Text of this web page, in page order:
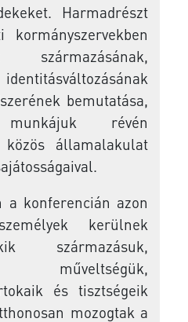
Harmadrészt
bemutatása,
révén
államalakulat
a konferencián azon
kerülnek
származásuk,
műveltségük,
és tisztségeik
mozogtak a